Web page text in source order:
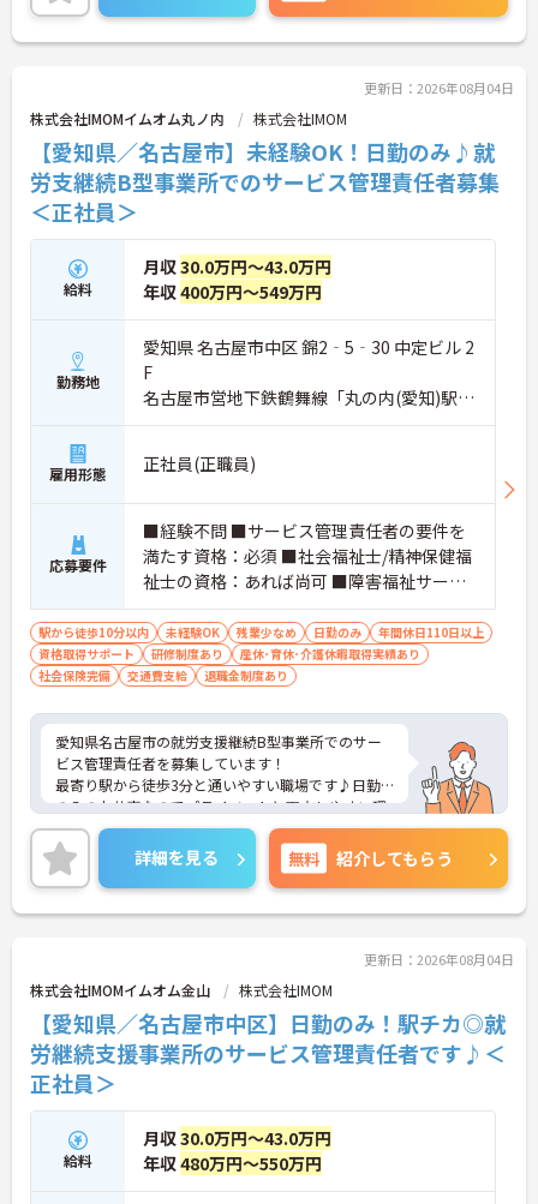
更新日：2026年08月04日
株式会社IMOMイムオム丸ノ内 株式会社IMOM
【愛知県／名古屋市】未経験OK！日勤のみ♪就
労支継続B型事業所でのサービス管理責任者募集
＜正社員＞
給料
月収30.0万円～43.0万円
年収400万円～549万円
勤務地
愛知県 名古屋市中区 錦2‐5‐30 中定ビル 2
F
名古屋市営地下鉄鶴舞線「丸の内(愛知)駅」
徒歩3分
雇用形態 正社員(正職員)
応募要件
■経験不問 ■サービス管理責任者の要件を
満たす資格：必須 ■社会福祉士/精神保健福
祉士の資格：あれば尚可 ■障害福祉サービ
スの制度、法律に理解のある方(情報収集で
きる方)
駅から徒歩10分以内 未経験OK 残業少なめ 日勤のみ
年間休日110日以上
資格取得サポート
研修制度あり
産休･育休･介護休暇取得実績あり
社会保険完備
交通費支給 退職金制度あり
愛知県名古屋市の就労支援継続B型事業所でのサー
ビス管理責任者を募集しています！
最寄り駅から徒歩3分と通いやすい職場です♪日勤
のみのお仕事なのでプライベートと両立しやすい環
境です◎
ご興味のある方は、面接のポイントをお伝えします
のでご連絡ください！
詳細を見る 無料 紹介してもらう
更新日：2026年08月04日
株式会社IMOMイムオム金山 株式会社IMOM
【愛知県／名古屋市中区】日勤のみ！駅チカ◎就
労継続支援事業所のサービス管理責任者です♪＜
正社員＞
給料
月収30.0万円～43.0万円
年収480万円～550万円